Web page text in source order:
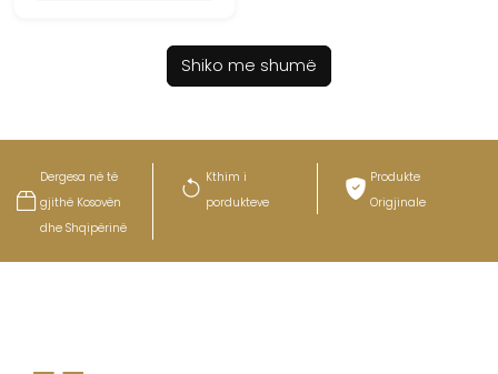
Shiko me shumë
Dergesa në të
gjithë Kosovën
dhe Shqipërinë
Kthim i
pordukteve
Produkte
Origjinale